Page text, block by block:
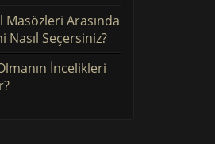
Masözleri Arasında
Nasıl Seçersiniz?
İncelikleri